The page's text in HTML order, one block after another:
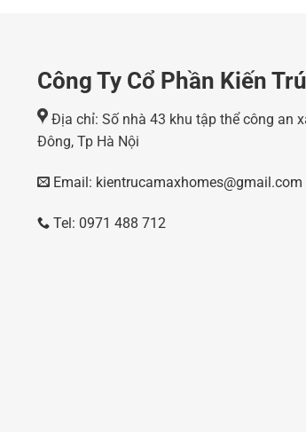
Công Ty Cổ Phần Kiến
Địa chỉ: Số nhà 43 khu tập thể công an
Đông, Tp Hà Nội
Email: kientrucamaxhomes@gmail.com
Tel: 0971 488 712